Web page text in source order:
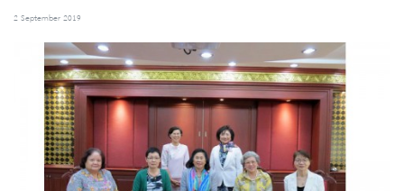
2 September 2019